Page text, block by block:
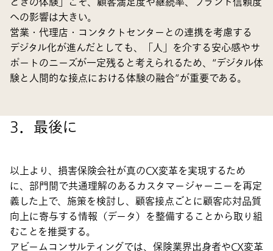
への影響は大きい。
営業・代理店・コンタクトセンターとの連携を考慮する
デジタル化が進んだとしても、「人」を介する安心感やサ
ポートのニーズが一定残ると考えられるため、“デジタル体
験と人間的な接点における体験の融合”が重要である。
3．最後に
以上より、損害保険会社が真のCX変革を実現するため
に、部門間で共通理解のあるカスタマージャーニーを再定
義した上で、施策を検討し、顧客接点ごとに顧客応対品質
向上に寄与する情報（データ）を整備することから取り組
むことを推奨する。
アビームコンサルティングでは、保険業界出身者やCX変革